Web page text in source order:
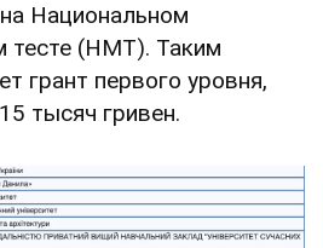
Национальном
тесте (НМТ). Таким
грант первого уровня,
тысяч гривен.